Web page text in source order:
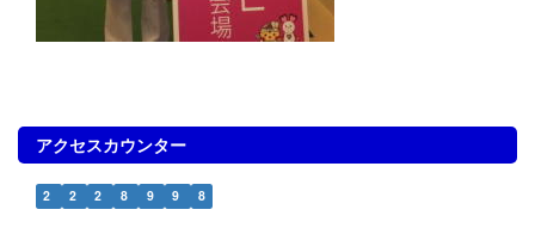
アクセスカウンター
2 2 2 8 9 9 8